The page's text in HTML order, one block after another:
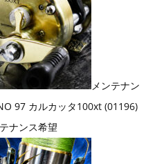
メンテナン
97 カルカッタ100xt (01196)
ナンス希望